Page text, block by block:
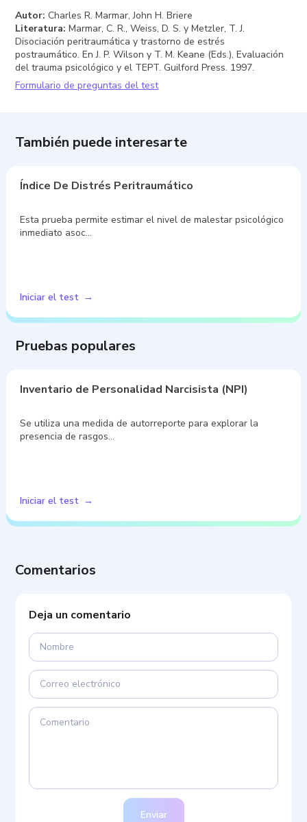
Autor: Charles R. Marmar, John H. Briere
Literatura: Marmar, C. R., Weiss, D. S. y Metzler, T. J.
Disociación peritraumática y trastorno de estrés
postraumático. En J. P. Wilson y T. M. Keane (Eds.), Evaluación
del trauma psicológico y el TEPT. Guilford Press. 1997.
Formulario de preguntas del test
También puede interesarte
Índice De Distrés Peritraumático
Esta prueba permite estimar el nivel de malestar psicológico
inmediato asoc…
Iniciar el test
Pruebas populares
Inventario de Personalidad Narcisista (NPI)
Se utiliza una medida de autorreporte para explorar la
presencia de rasgos…
Iniciar el test
Comentarios
Deja un comentario
Enviar